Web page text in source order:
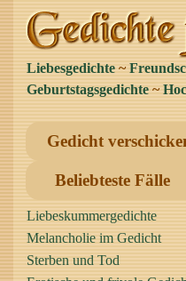
Liebesgedichte ~
Geburtstagsgedichte ~
Gedicht
Beliebteste Fälle
Liebeskummergedichte
Melancholie im Gedicht
Sterben und Tod